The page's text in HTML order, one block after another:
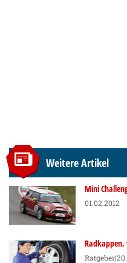
Weitere Artikel
Mini
01.02.2012
Radkappen,
Ratgeber